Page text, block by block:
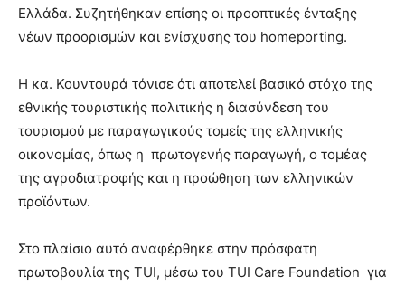
Ελλάδα. Συζητήθηκαν επίσης οι προοπτικές ένταξης
νέων προορισμών και ενίσχυσης του homeporting.
Η κα. Κουντουρά τόνισε ότι αποτελεί βασικό στόχο της
εθνικής τουριστικής πολιτικής η διασύνδεση του
τουρισμού με παραγωγικούς τομείς της ελληνικής
οικονομίας, όπως η πρωτογενής παραγωγή, ο τομέας
της αγροδιατροφής και η προώθηση των ελληνικών
προϊόντων.
Στο πλαίσιο αυτό αναφέρθηκε στην πρόσφατη
πρωτοβουλία της TUI, μέσω του TUI Care Foundation για